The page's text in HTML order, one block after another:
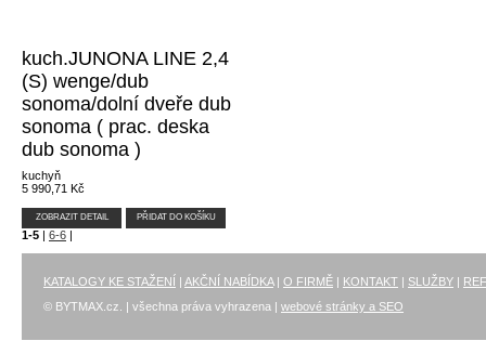
kuch.JUNONA LINE 2,4
(S) wenge/dub
sonoma/dolní dveře dub
sonoma ( prac. deska
dub sonoma )
kuchyň
5 990,71 Kč
ZOBRAZIT DETAIL PŘIDAT DO KOŠÍKU
1-5 | 6-6 |
KATALOGY KE STAŽENÍ | AKČNÍ NABÍDKA| O FIRMĚ | KONTAKT | SLUŽBY |
© BYTMAX.cz. | všechna práva vyhrazena | webové stránky a SEO